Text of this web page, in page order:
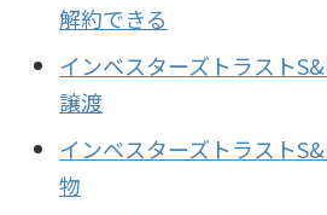
解約できる
インベスターズトラスト
譲渡
インベスターズトラスト
物